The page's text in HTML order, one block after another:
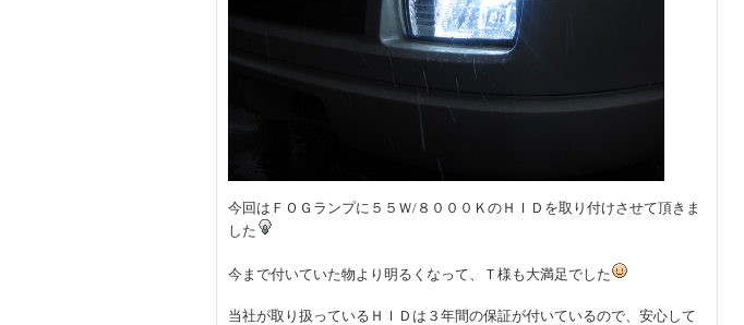
今回はＦＯＧランプに５５Ｗ/８０００ＫのＨＩＤを取り付けさせて頂きま
した
今まで付いていた物より明るくなって、Ｔ様も大満足でした
当社が取り扱っているＨＩＤは３年間の保証が付いているので、安心して